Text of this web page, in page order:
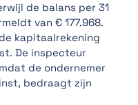
de balans per 31
van € 177.968.
kapitaalrekening
De inspecteur
de ondernemer
bedraagt zijn